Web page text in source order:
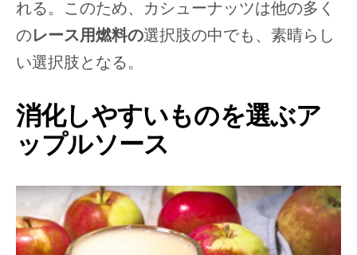
れる。このため、カシューナッツは他の多く
のレース用燃料の選択肢の中でも、素晴らし
い選択肢となる。
消化しやすいものを選ぶア
ップルソース